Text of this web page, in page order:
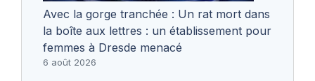
Avec la gorge tranchée : Un rat mort dans
la boîte aux lettres : un établissement pour
femmes à Dresde menacé
6 août 2026